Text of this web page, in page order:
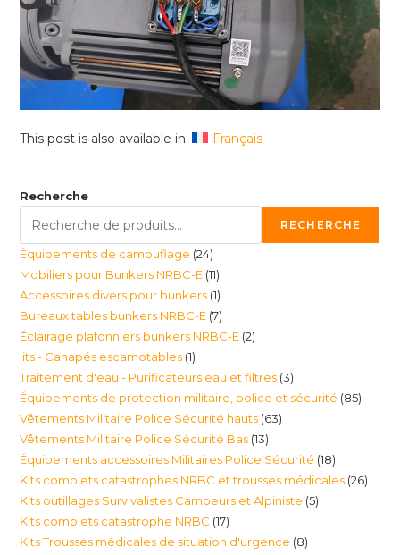
This post is also available in: Français
Recherche
RECHERCHE
Équipements de camouflage 2424
produits
Mobiliers pour Bunkers NRBC-E 1111
produits
Accessoires divers pour bunkers 11
produit
Bureaux tables bunkers NRBC-E 77
produits
Éclairage plafonniers bunkers NRBC-E 22
lits - Canapés escamotables 11
produit
Traitement d'eau - Purificateurs eau et filtres 33
produits
Équipements de protection militaire, police et sécurité 8585
Vêtements Militaire Police Sécurité hauts 6363
Vêtements Militaire Police Sécurité Bas 1313
produits
Équipements accessoires Militaires Police Sécurité 1818
produits
Kits complets catastrophes NRBC et trousses médicales 2626
Kits outillages Survivalistes Campeurs et Alpiniste 55
Kits complets catastrophe NRBC 1717
produits
Kits Trousses médicales de situation d'urgence 88